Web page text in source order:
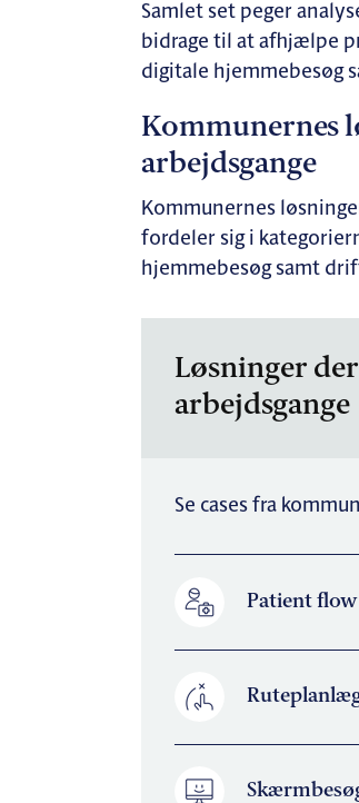
Samlet set peger
bidrage til at afhjælpe
digitale hjemmebesøg
Kommunernes
arbejdsgange
Kommunernes
fordeler sig i
hjemmebesøg samt
Løsninger
arbejdsgange
Se cases fra
Patient